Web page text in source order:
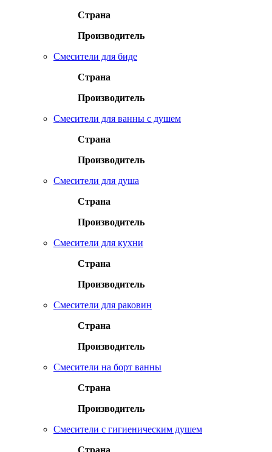
Страна
Производитель
Смесители для биде
Страна
Производитель
Смесители для ванны с душем
Страна
Производитель
Смесители для душа
Страна
Производитель
Смесители для кухни
Страна
Производитель
Смесители для раковин
Страна
Производитель
Смесители на борт ванны
Страна
Производитель
Смесители с гигиеническим душем
Страна